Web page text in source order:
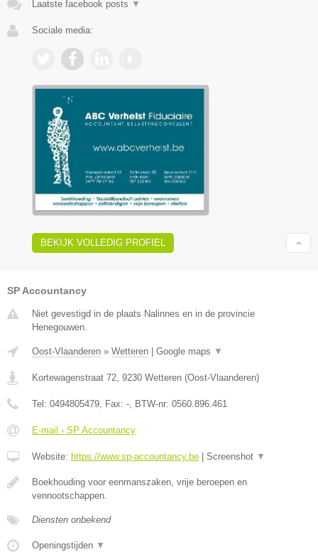
Laatste facebook posts ▼
Sociale media:
BEKIJK VOLLEDIG PROFIEL
SP Accountancy
Niet gevestigd in de plaats Nalinnes en in de provincie
Henegouwen.
Oost-Vlaanderen » Wetteren Google maps ▼
Kortewagenstraat 72 9230 Wetteren (Oost-Vlaanderen)
Tel: 0494805479 , Fax: - , BTW-nr: 0560.896.461
E-mail › SP Accountancy
Website: https://www.sp-accountancy.be Screenshot ▼
Boekhouding voor eenmanszaken, vrije beroepen en
vennootschappen.
Diensten onbekend
Openingstijden ▼